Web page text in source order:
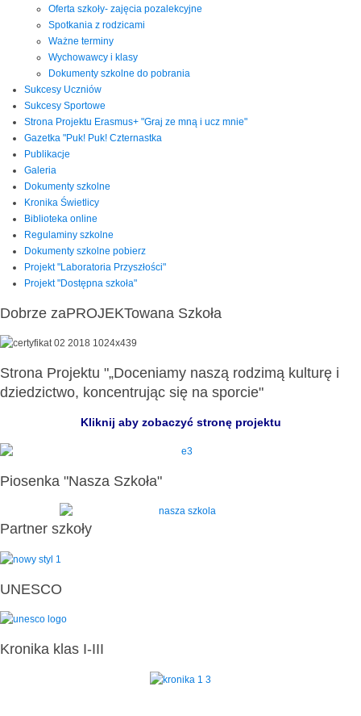
Oferta szkoły- zajęcia pozalekcyjne
Spotkania z rodzicami
Ważne terminy
Wychowawcy i klasy
Dokumenty szkolne do pobrania
Sukcesy Uczniów
Sukcesy Sportowe
Strona Projektu Erasmus+ "Graj ze mną i ucz mnie"
Gazetka "Puk! Puk! Czternastka
Publikacje
Galeria
Dokumenty szkolne
Kronika Świetlicy
Biblioteka online
Regulaminy szkolne
Dokumenty szkolne pobierz
Projekt "Laboratoria Przyszłości"
Projekt "Dostępna szkoła"
Dobrze zaPROJEKTowana Szkoła
Strona Projektu "„Doceniamy naszą rodzimą kulturę i
dziedzictwo, koncentrując się na sporcie"
Kliknij aby zobaczyć stronę projektu
Piosenka "Nasza Szkoła"
Partner szkoły
UNESCO
Kronika klas I-III